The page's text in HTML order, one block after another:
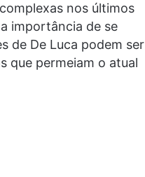
nos últimos
importância de se
de De Luca podem ser
que permeiam o atual